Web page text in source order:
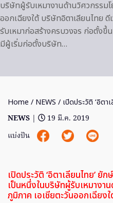
บริษัทผู้รับเหมางานด้านวิศวกรรม
ออกเฉียงใต้ บริษัทอิตาเลียนไทย
รับเหมาก่อสร้างครบวงจร ก่อตั้ง
มีผู้เริ่มก่อตั้งบริษัท…
Home / NEWS / เปิดประวัติ ‘อิตา
NEWS |
19 มี.ค. 2019
แบ่งปัน
เปิดประวัติ ‘อิตาเลียนไทย’
เป็นหนึ่งในบริษัทผู้รับเหมางา
ภูมิภาค เอเชียตะวันออกเฉียง